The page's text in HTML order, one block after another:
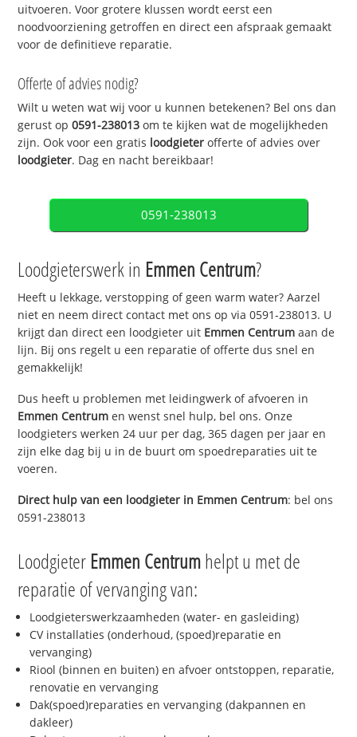
uitvoeren. Voor grotere klussen wordt eerst een
noodvoorziening getroffen en direct een afspraak gemaakt
voor de definitieve reparatie.
Offerte of advies nodig?
Wilt u weten wat wij voor u kunnen betekenen? Bel ons dan
gerust op0591-238013 om te kijken wat de mogelijkheden
zijn. Ook voor een gratis loodgieter offerte of advies over
loodgieter. Dag en nacht bereikbaar!
0591-238013
Loodgieterswerk in Emmen Centrum?
Heeft u lekkage, verstopping of geen warm water? Aarzel
niet en neem direct contact met ons op via 0591-238013. U
krijgt dan direct een loodgieter uit Emmen Centrum aan de
lijn. Bij ons regelt u een reparatie of offerte dus snel en
gemakkelijk!
Dus heeft u problemen met leidingwerk of afvoeren in
Emmen Centrum en wenst snel hulp, bel ons. Onze
loodgieters werken 24 uur per dag, 365 dagen per jaar en
zijn elke dag bij u in de buurt om spoedreparaties uit te
voeren.
Direct hulp van een loodgieter in Emmen Centrum: bel ons
0591-238013
Loodgieter Emmen Centrumhelpt u met de
reparatie of vervanging van:
Loodgieterswerkzaamheden (water- en gasleiding)
CV installaties (onderhoud, (spoed)reparatie en
vervanging)
Riool (binnen en buiten) en afvoer ontstoppen, reparatie,
renovatie en vervanging
Dak(spoed)reparaties en vervanging (dakpannen en
dakleer)